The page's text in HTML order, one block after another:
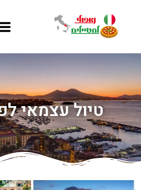
טיול עצמאי